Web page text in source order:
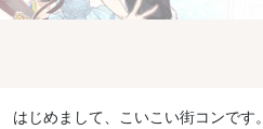
はじめまして、こいこい街コンです。